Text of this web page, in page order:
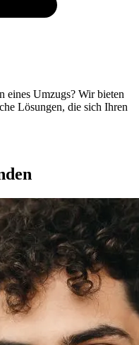
eines Umzugs? Wir bieten
Lösungen, die sich Ihren